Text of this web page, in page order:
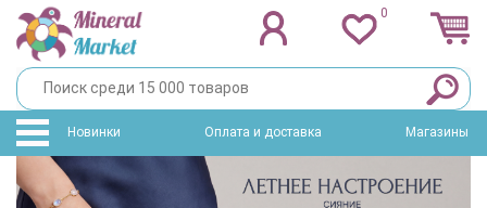
0
Новинки Оплата и доставка Магазины